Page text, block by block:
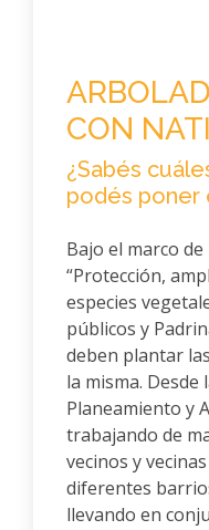
CON
¿Sabés
podés poner
Bajo el marco
“Protección,
especies
públicos y
deben plantar
la misma. Desde
Planeamiento y
trabajando de
vecinos y
diferentes
llevando en